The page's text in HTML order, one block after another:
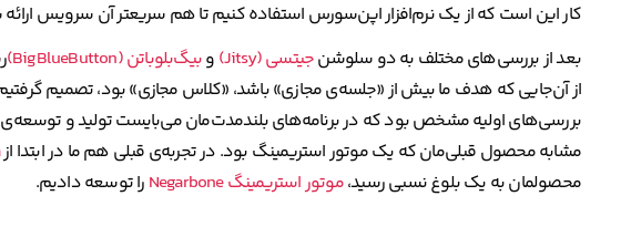
کار این است که از یک نرم‌افزار اپن‌سورس استفاده کنیم تا هم سریعتر آن سرویس ارائه
بعد از بررسی‌های مختلف به دو سلوشنجیتسی (Jitsy) وبیگ‌بلوباتن (BigBlueButton)
از آن‌جایی که هدف ما بیش از «جلسه‌ی مجازی» باشد، «کلاس مجازی» بود، تصمیم گرفتیم
بررسی‌های اولیه مشخص بود که در برنامه‌های بلندمدت‌مان می‌بایست تولید و توسعه‌ی
مشابه محصول قبلی‌مان که یک موتور استریمینگ بود. در تجربه‌ی قبلی هم ما در ابتدا از
محصولمان به یک بلوغ نسبی رسید،موتور استریمینگ Negarbone را توسعه دادیم.